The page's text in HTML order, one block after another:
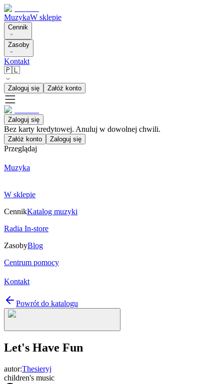
MuzykaW sklepie
Cennik
Zasoby
Kontakt
🇵🇱
Zaloguj się Załóż konto
Zaloguj się
Bez karty kredytowej. Anuluj w dowolnej chwili.
Załóż konto Zaloguj się
Przeglądaj
Muzyka
W sklepie
CennikKatalog muzyki
Radia In-store
ZasobyBlog
Centrum pomocy
Kontakt
Powrót do katalogu
Let's Have Fun
autor:Thesieryj
children's music